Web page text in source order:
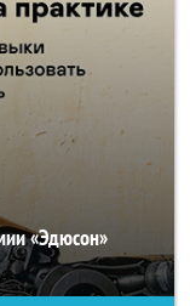
«Эдюсон»